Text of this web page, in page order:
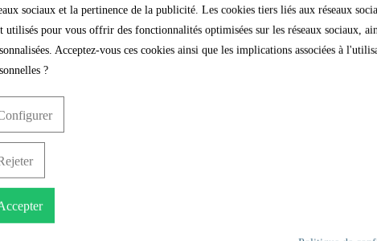
sociaux et la pertinence de la publicité. Les cookies tiers liés aux réseaux
utilisés pour vous offrir des fonctionnalités optimisées sur les réseaux sociaux,
Acceptez-vous ces cookies ainsi que les implications associées à
?